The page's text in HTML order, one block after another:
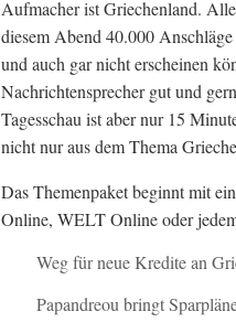
Aufmacher ist Griechenland.
diesem Abend 40.000
und auch gar nicht erscheinen
Nachrichtensprecher gut und
Tagesschau ist aber nur 15
nicht nur aus dem Thema
Das Themenpaket beginnt mit
Online, WELT Online oder
Weg für neue Kredite an
Papandreou bringt